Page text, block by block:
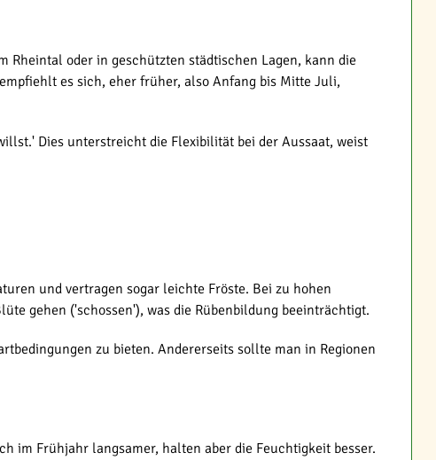
Rheintal oder in geschützten städtischen Lagen, kann die
es sich, eher früher, also Anfang bis Mitte Juli,
Dies unterstreicht die Flexibilität bei der Aussaat, weist
und vertragen sogar leichte Fröste. Bei zu hohen
gehen ('schossen'), was die Rübenbildung beeinträchtigt.
zu bieten. Andererseits sollte man in Regionen
im Frühjahr langsamer, halten aber die Feuchtigkeit besser.